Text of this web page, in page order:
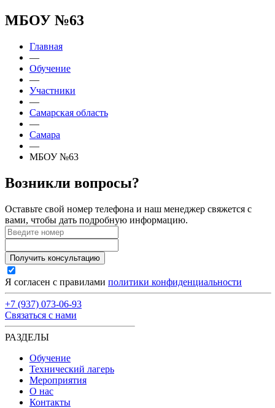
МБОУ №63
Главная
—
Обучение
—
Участники
—
Самарская область
—
Самара
—
МБОУ №63
Возникли вопросы?
Оставьте свой номер телефона и наш менеджер свяжется с
вами, чтобы дать подробную информацию.
Получить консультацию
Я согласен с правилами политики конфиденциальности
+7 (937) 073-06-93
Связаться с нами
РАЗДЕЛЫ
Обучение
Технический лагерь
Мероприятия
О нас
Контакты